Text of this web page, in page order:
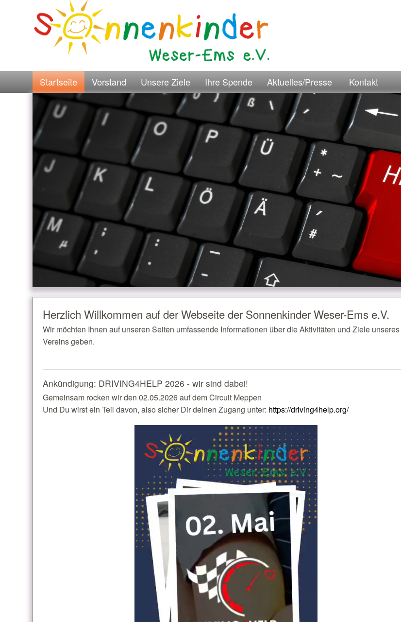
Startseite Vorstand Unsere Ziele Ihre Spende Aktuelles/Presse Kontakt
Herzlich Willkommen auf der Webseite der Sonnenkinder Weser-Ems e.V.
Wir möchten Ihnen auf unseren Seiten umfassende Informationen über die Aktivitäten und Ziele unseres
Vereins geben.
Ankündigung: DRIVING4HELP 2026 - wir sind dabei!
Gemeinsam rocken wir den 02.05.2026 auf dem Circuit Meppen
Und Du wirst ein Teil davon, also sicher Dir deinen Zugang unter: https://driving4help.org/